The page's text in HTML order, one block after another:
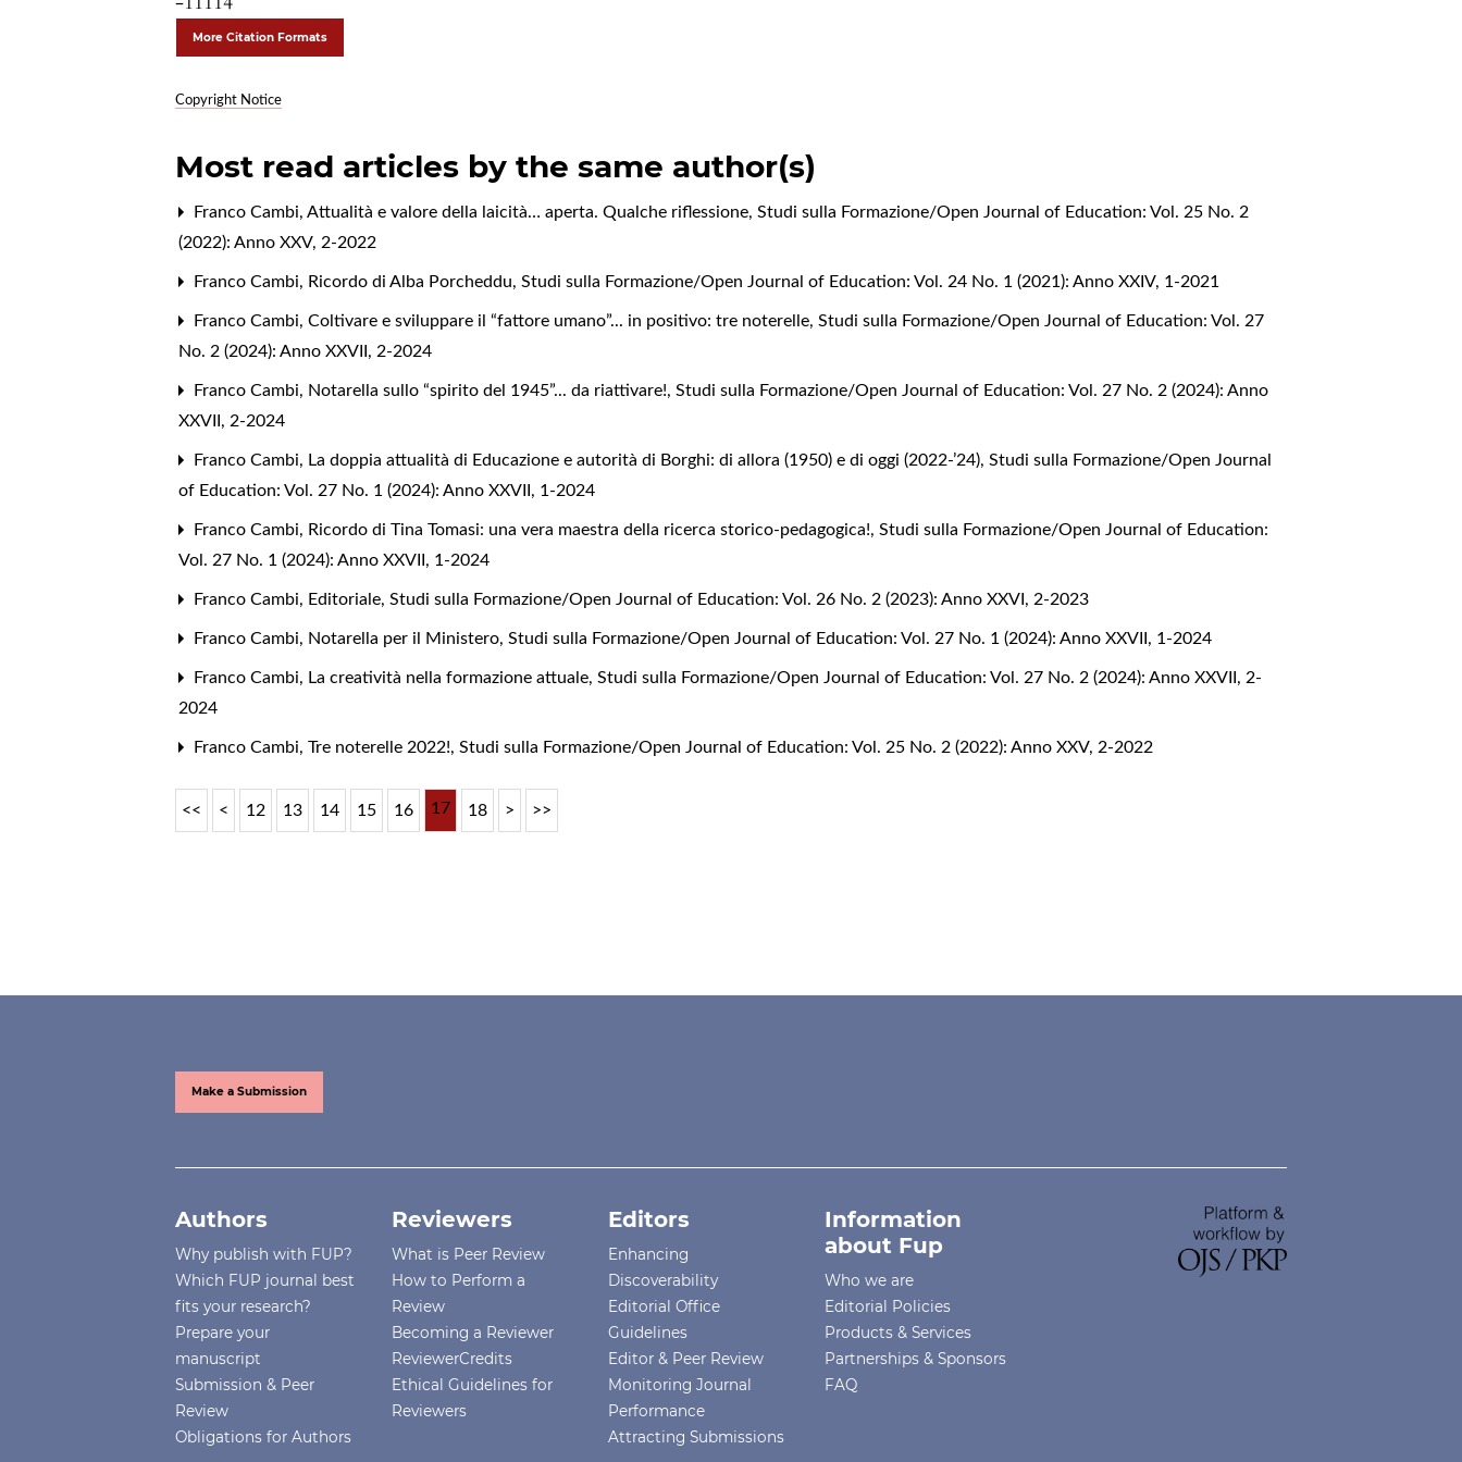
More Citation Formats
Copyright Notice
Most read articles by the same author(s)
Franco Cambi,Attualità e valore della laicità… aperta. Qualche riflessione,Studi sulla Formazione/Open Journal of Education: Vol. 25 No. 2
(2022): Anno XXV, 2-2022
Franco Cambi, Ricordo di Alba Porcheddu,Studi sulla Formazione/Open Journal of Education: Vol. 24 No. 1 (2021): Anno XXIV, 1-2021
Franco Cambi,Coltivare e sviluppare il “fattore umano”... in positivo: tre noterelle,Studi sulla Formazione/Open Journal of Education: Vol. 27
No. 2 (2024): Anno XXVII, 2-2024
Franco Cambi, Notarella sullo “spirito del 1945”... da riattivare!,Studi sulla Formazione/Open Journal of Education: Vol. 27 No. 2 (2024): Anno
XXVII, 2-2024
Franco Cambi, La doppia attualità di Educazione e autorità di Borghi: di allora (1950) e di oggi (2022-’24),Studi sulla Formazione/Open Journal
of Education: Vol. 27 No. 1 (2024): Anno XXVII, 1-2024
Franco Cambi, Ricordo di Tina Tomasi: una vera maestra della ricerca storico-pedagogica!,Studi sulla Formazione/Open Journal of Education:
Vol. 27 No. 1 (2024): Anno XXVII, 1-2024
Franco Cambi, Editoriale,Studi sulla Formazione/Open Journal of Education: Vol. 26 No. 2 (2023): Anno XXVI, 2-2023
Franco Cambi, Notarella per il Ministero,Studi sulla Formazione/Open Journal of Education: Vol. 27 No. 1 (2024): Anno XXVII, 1-2024
Franco Cambi, La creatività nella formazione attuale,Studi sulla Formazione/Open Journal of Education: Vol. 27 No. 2 (2024): Anno XXVII, 2-
2024
Franco Cambi,Tre noterelle 2022!,Studi sulla Formazione/Open Journal of Education: Vol. 25 No. 2 (2022): Anno XXV, 2-2022
<< < 12 13 14 15 16 17 18 > >>
Make a Submission
Authors
Why publish with FUP?
Which FUP journal best
fits your research?
Prepare your
manuscript
Submission & Peer
Review
Obligations for Authors
Reviewers
What is Peer Review
How to Perform a
Review
Becoming a Reviewer
ReviewerCredits
Ethical Guidelines for
Reviewers
Editors
Enhancing
Discoverability
Editorial Office
Guidelines
Editor & Peer Review
Monitoring Journal
Performance
Attracting Submissions
Information
about Fup
Who we are
Editorial Policies
Products & Services
Partnerships & Sponsors
FAQ